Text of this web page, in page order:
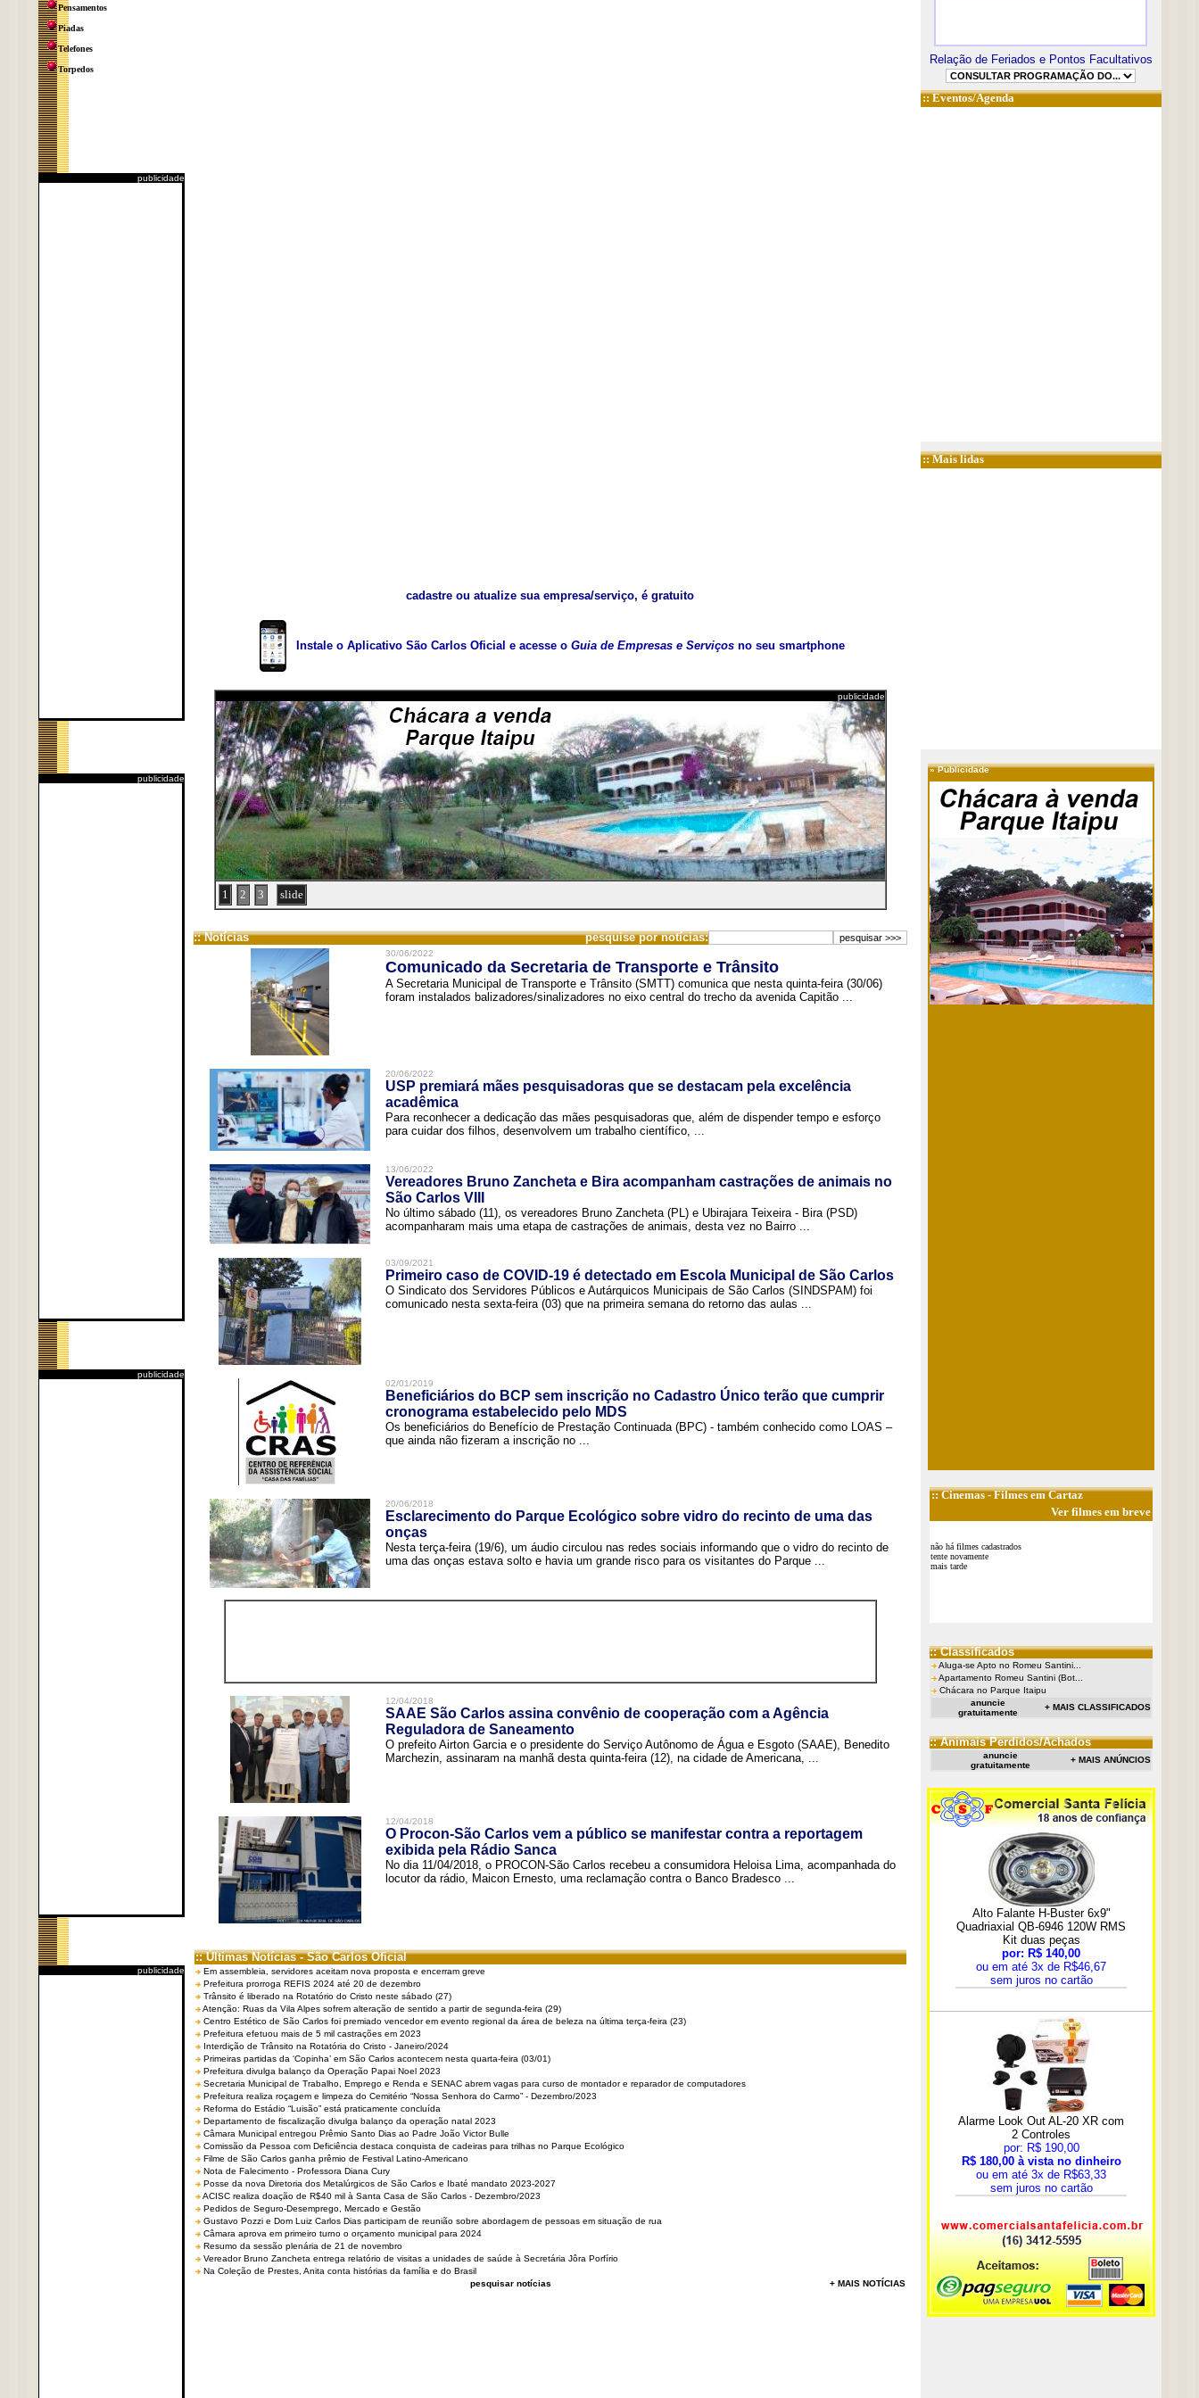
Pensamentos
Piadas
Telefones
Torpedos
publicidade
publicidade
publicidade
publicidade
cadastre ou atualize sua empresa/serviço, é gratuito
Instale o Aplicativo São Carlos Oficial e acesse o Guia de Empresas e Serviços no seu smartphone
publicidade
1 2 3 slide
:: Notícias pesquise por notícias:
30/06/2022
Comunicado da Secretaria de Transporte e Trânsito
A Secretaria Municipal de Transporte e Trânsito (SMTT) comunica que nesta quinta-feira (30/06)
foram instalados balizadores/sinalizadores no eixo central do trecho da avenida Capitão ...
20/06/2022
USP premiará mães pesquisadoras que se destacam pela excelência
acadêmica
Para reconhecer a dedicação das mães pesquisadoras que, além de dispender tempo e esforço
para cuidar dos filhos, desenvolvem um trabalho científico, ...
13/06/2022
Vereadores Bruno Zancheta e Bira acompanham castrações de animais no
São Carlos VIII
No último sábado (11), os vereadores Bruno Zancheta (PL) e Ubirajara Teixeira - Bira (PSD)
acompanharam mais uma etapa de castrações de animais, desta vez no Bairro ...
03/09/2021
Primeiro caso de COVID-19 é detectado em Escola Municipal de São Carlos
O Sindicato dos Servidores Públicos e Autárquicos Municipais de São Carlos (SINDSPAM) foi
comunicado nesta sexta-feira (03) que na primeira semana do retorno das aulas ...
02/01/2019
Beneficiários do BCP sem inscrição no Cadastro Único terão que cumprir
cronograma estabelecido pelo MDS
Os beneficiários do Benefício de Prestação Continuada (BPC) - também conhecido como LOAS –
que ainda não fizeram a inscrição no ...
20/06/2018
Esclarecimento do Parque Ecológico sobre vidro do recinto de uma das
onças
Nesta terça-feira (19/6), um áudio circulou nas redes sociais informando que o vidro do recinto de
uma das onças estava solto e havia um grande risco para os visitantes do Parque ...
12/04/2018
SAAE São Carlos assina convênio de cooperação com a Agência
Reguladora de Saneamento
O prefeito Airton Garcia e o presidente do Serviço Autônomo de Água e Esgoto (SAAE), Benedito
Marchezin, assinaram na manhã desta quinta-feira (12), na cidade de Americana, ...
12/04/2018
O Procon-São Carlos vem a público se manifestar contra a reportagem
exibida pela Rádio Sanca
No dia 11/04/2018, o PROCON-São Carlos recebeu a consumidora Heloisa Lima, acompanhada do
locutor da rádio, Maicon Ernesto, uma reclamação contra o Banco Bradesco ...
:: Últimas Notícias - São Carlos Oficial
Em assembleia, servidores aceitam nova proposta e encerram greve
Prefeitura prorroga REFIS 2024 até 20 de dezembro
Trânsito é liberado na Rotatório do Cristo neste sábado (27)
Atenção: Ruas da Vila Alpes sofrem alteração de sentido a partir de segunda-feira (29)
Centro Estético de São Carlos foi premiado vencedor em evento regional da área de beleza na última terça-feira (23)
Prefeitura efetuou mais de 5 mil castrações em 2023
Interdição de Trânsito na Rotatória do Cristo - Janeiro/2024
Primeiras partidas da ‘Copinha’ em São Carlos acontecem nesta quarta-feira (03/01)
Prefeitura divulga balanço da Operação Papai Noel 2023
Secretaria Municipal de Trabalho, Emprego e Renda e SENAC abrem vagas para curso de montador e reparador de computadores
Prefeitura realiza roçagem e limpeza do Cemitério “Nossa Senhora do Carmo” - Dezembro/2023
Reforma do Estádio “Luisão” está praticamente concluída
Departamento de fiscalização divulga balanço da operação natal 2023
Câmara Municipal entregou Prêmio Santo Dias ao Padre João Victor Bulle
Comissão da Pessoa com Deficiência destaca conquista de cadeiras para trilhas no Parque Ecológico
Filme de São Carlos ganha prêmio de Festival Latino-Americano
Nota de Falecimento - Professora Diana Cury
Posse da nova Diretoria dos Metalúrgicos de São Carlos e Ibaté mandato 2023-2027
ACISC realiza doação de R$40 mil à Santa Casa de São Carlos - Dezembro/2023
Pedidos de Seguro-Desemprego, Mercado e Gestão
Gustavo Pozzi e Dom Luiz Carlos Dias participam de reunião sobre abordagem de pessoas em situação de rua
Câmara aprova em primeiro turno o orçamento municipal para 2024
Resumo da sessão plenária de 21 de novembro
Vereador Bruno Zancheta entrega relatório de visitas a unidades de saúde à Secretária Jôra Porfírio
Na Coleção de Prestes, Anita conta histórias da família e do Brasil
pesquisar notícias
+ MAIS NOTÍCIAS
Relação de Feriados e Pontos Facultativos
::Eventos/Agenda
:: Mais lidas
»Publicidade
::Cinemas- Filmes em Cartaz
Ver filmes em breve
não há filmes cadastrados
tente novamente
mais tarde
:: Classificados
Aluga-se Apto no Romeu Santini...
Apartamento Romeu Santini (Bot...
Chácara no Parque Itaipu
anuncie
gratuitamente
+ MAIS CLASSIFICADOS
:: Animais Perdidos/Achados
anuncie
gratuitamente
+ MAIS ANÚNCIOS